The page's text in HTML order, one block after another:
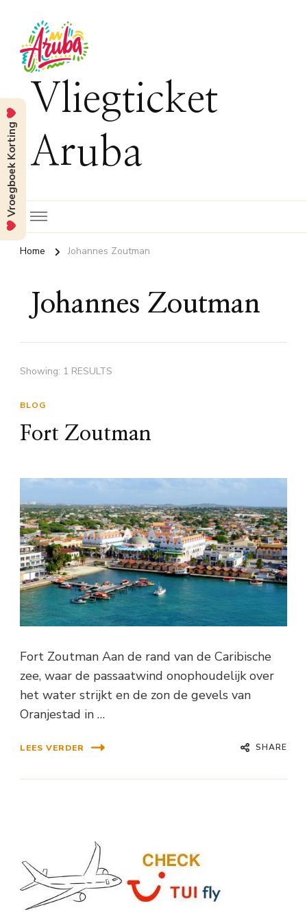
Vliegticket
Aruba
Home Johannes Zoutman
Johannes Zoutman
Showing: 1 RESULTS
BLOG
Fort Zoutman
Fort Zoutman Aan de rand van de Caribische
zee, waar de passaatwind onophoudelijk over
het water strijkt en de zon de gevels van
Oranjestad in …
LEES VERDER SHARE
Vroegboek Korting